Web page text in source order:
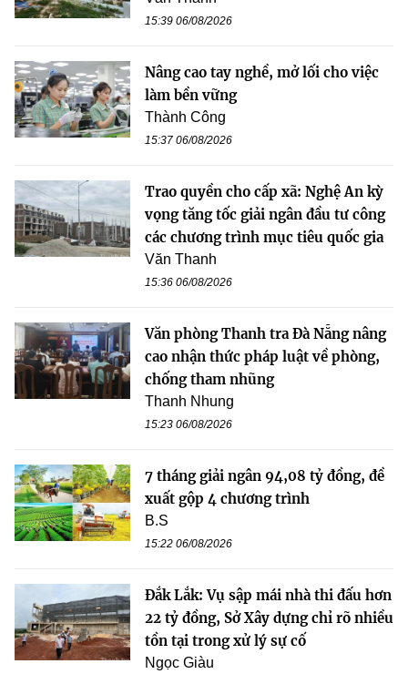
15:39 06/08/2026
Nâng cao tay nghề, mở lối cho việc
làm bền vững
Thành Công
15:37 06/08/2026
Trao quyền cho cấp xã: Nghệ An kỳ
vọng tăng tốc giải ngân đầu tư công
các chương trình mục tiêu quốc gia
Văn Thanh
15:36 06/08/2026
Văn phòng Thanh tra Đà Nẵng nâng
cao nhận thức pháp luật về phòng,
chống tham nhũng
Thanh Nhung
15:23 06/08/2026
7 tháng giải ngân 94,08 tỷ đồng, đề
xuất gộp 4 chương trình
B.S
15:22 06/08/2026
Đắk Lắk: Vụ sập mái nhà thi đấu hơn
22 tỷ đồng, Sở Xây dựng chỉ rõ nhiều
tồn tại trong xử lý sự cố
Ngọc Giàu